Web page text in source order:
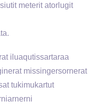
meterit atorlugit
iluaqutissartaraa
missingersornerat
tukimukartut